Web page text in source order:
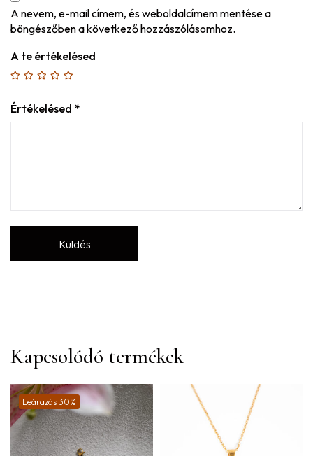
A nevem, e-mail címem, és weboldalcímem mentése a
böngészőben a következő hozzászólásomhoz.
A te értékelésed
Értékelésed *
Kapcsolódó termékek
Leárazás 30%